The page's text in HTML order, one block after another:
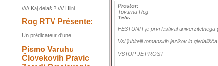
///// Kaj delaš ? //// Hlini...
Rog RTV Présente:
Un prédicateur d'une ...
Pismo Varuhu
Človekovih Pravic
Prostor:
Tovarna Rog
Telo:
FESTUNIT je prvi festival
Vsi ljubitelji romanskih jezikov in
VSTOP JE PROST